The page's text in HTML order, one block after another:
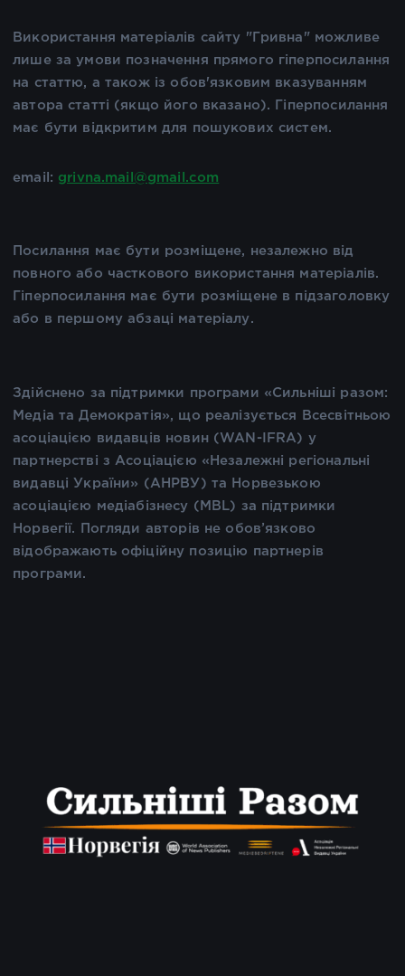
Використання матеріалів сайту "Гривна" можливе
лише за умови позначення прямого гіперпосилання
на статтю, а також із обов'язковим вказуванням
автора статті (якщо його вказано). Гіперпосилання
має бути відкритим для пошукових систем.
email: grivna.mail@gmail.com
Посилання має бути розміщене, незалежно від
повного або часткового використання матеріалів.
Гіперпосилання має бути розміщене в підзаголовку
або в першому абзаці матеріалу.
Здійснено за підтримки програми «Сильніші разом:
Медіа та Демократія», що реалізується Всесвітньою
асоціацією видавців новин (WAN-IFRA) у
партнерстві з Асоціацією «Незалежні регіональні
видавці України» (АНРВУ) та Норвезькою
асоціацією медіабізнесу (MBL) за підтримки
Норвегії. Погляди авторів не обов’язково
відображають офіційну позицію партнерів
програми.